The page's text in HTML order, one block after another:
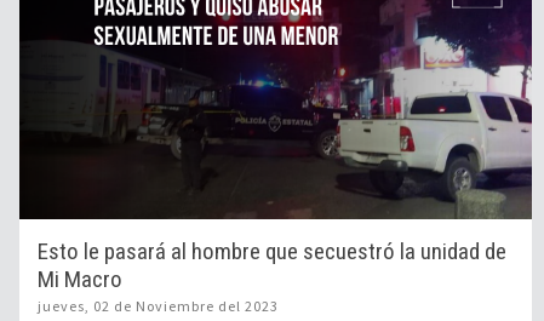
Esto le pasará al hombre que secuestró la unidad de
Mi Macro
jueves, 02 de Noviembre del 2023